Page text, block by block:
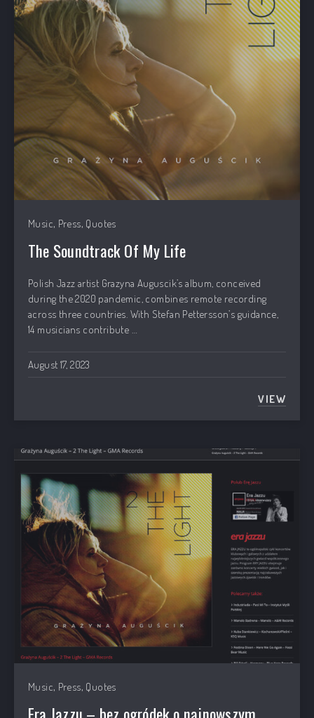
Music, Press, Quotes
The Soundtrack Of My Life
Polish Jazz artist Grazyna Auguscik’s album, conceived
during the 2020 pandemic, combines remote recording
across three countries. With Stefan Pettersson’s guidance,
14 musicians contribute …
August 17, 2023
VIEW
THE
Music, Press, Quotes